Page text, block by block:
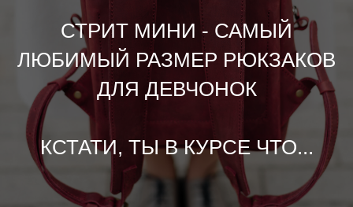
СТРИТ МИНИ - САМЫЙ
ЛЮБИМЫЙ РАЗМЕР РЮКЗАКОВ
ДЛЯ ДЕВЧОНОК
КСТАТИ, ТЫ В КУРСЕ ЧТО...